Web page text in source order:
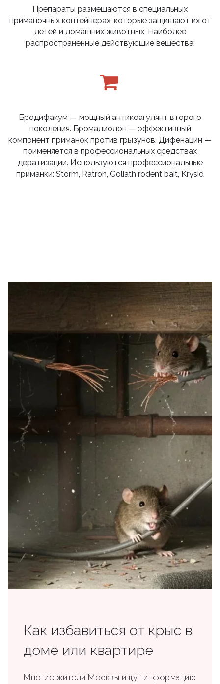
Препараты размещаются в специальных
приманочных контейнерах, которые защищают их от
детей и домашних животных. Наиболее
распространённые действующие вещества:
Бродифакум — мощный антикоагулянт второго
поколения. Бромадиолон — эффективный
компонент приманок против грызунов. Дифенацин —
применяется в профессиональных средствах
дератизации. Используются профессиональные
приманки: Storm, Ratron, Goliath rodent bait, Krysid
Как избавиться от крыс в
доме или квартире
Многие жители Москвы ищут информацию